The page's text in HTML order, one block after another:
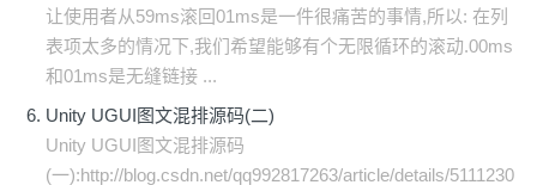
让使用者从59ms滚回01ms是一件很痛苦的事情,所以: 在列
表项太多的情况下,我们希望能够有个无限循环的滚动.00ms
和01ms是无缝链接 ...
Unity UGUI图文混排源码(二)
Unity UGUI图文混排源码
(一):http://blog.csdn.net/qq992817263/article/details/5111230